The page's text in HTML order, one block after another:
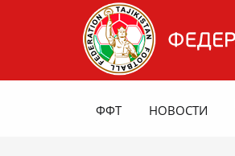
ФФТ НОВОСТИ